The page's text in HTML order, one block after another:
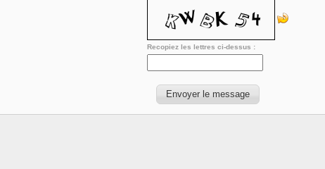
Recopiez les lettres ci-dessus :